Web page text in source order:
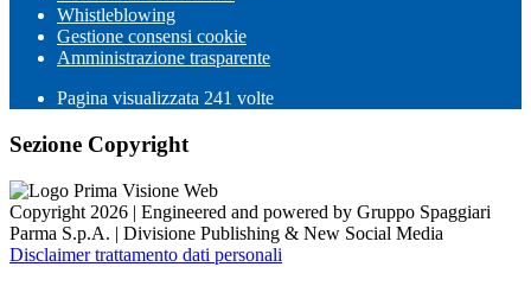
Whistleblowing
Gestione consensi cookie
Amministrazione trasparente
Pagina visualizzata 241 volte
Sezione Copyright
Copyright 2026 | Engineered and powered by Gruppo Spaggiari
Parma S.p.A. | Divisione Publishing & New Social Media
Disclaimer trattamento dati personali